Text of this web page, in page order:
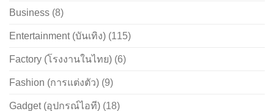
Business (8)
Entertainment (บันเทิง) (115)
Factory (โรงงานในไทย) (6)
Fashion (การแต่งตัว) (9)
Gadget (อุปกรณ์ไอที) (18)